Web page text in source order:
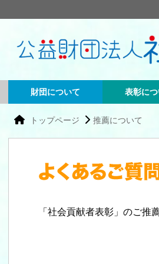
財団について 表彰に
トップページ 推薦について
「社会貢献者表彰」のご